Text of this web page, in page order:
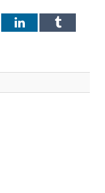
LinkedInTumblr